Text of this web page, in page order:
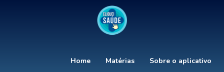
Home Matérias Sobre o aplicativo